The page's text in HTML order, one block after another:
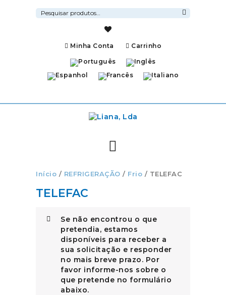
Pesquisar
por:
Minha Conta Carrinho
Início / REFRIGERAÇÃO / Frio / TELEFAC
TELEFAC
Se não encontrou o que
pretendia, estamos
disponíveis para receber a
sua solicitação e responder
no mais breve prazo. Por
favor informe-nos sobre o
que pretende no formulário
abaixo.